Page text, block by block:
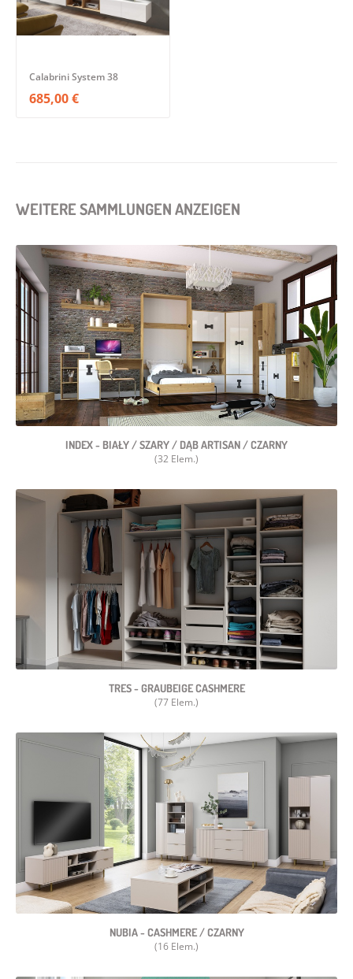
Calabrini System 38
685,00 €
WEITERE SAMMLUNGEN ANZEIGEN
INDEX - BIAŁY / SZARY / DĄB ARTISAN / CZARNY
(32 Elem.)
TRES - GRAUBEIGE CASHMERE
(77 Elem.)
NUBIA - CASHMERE / CZARNY
(16 Elem.)